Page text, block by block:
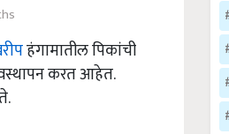
हंगामातील पिकांची
करत आहेत.